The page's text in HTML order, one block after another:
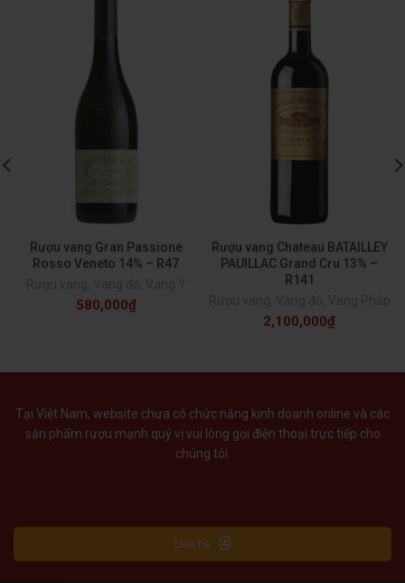
Rượu vang Gran Passione
Rosso Veneto 14% – R47
580,000₫
Rượu vang Chateau BATAILLEY
PAUILLAC Grand Cru 13% –
R141
2,100,000₫
Tại Việt Nam, website chưa có chức năng kinh doanh online và các
sản phẩm rượu mạnh quý vị vui lòng gọi điện thoại trực tiếp cho
chúng tôi.
Liên hệ